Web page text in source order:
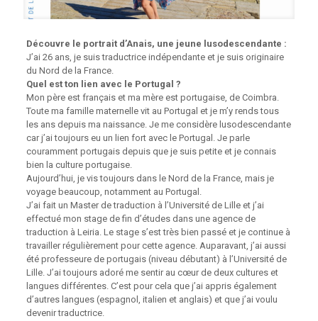
Découvre le portrait d’Anais, une jeune lusodescendante :
J’ai 26 ans, je suis traductrice indépendante et je suis originaire
du Nord de la France.
Quel est ton lien avec le Portugal ?
Mon père est français et ma mère est portugaise, de Coimbra.
Toute ma famille maternelle vit au Portugal et je m’y rends tous
les ans depuis ma naissance. Je me considère lusodescendante
car j’ai toujours eu un lien fort avec le Portugal. Je parle
couramment portugais depuis que je suis petite et je connais
bien la culture portugaise.
Aujourd’hui, je vis toujours dans le Nord de la France, mais je
voyage beaucoup, notamment au Portugal.
J’ai fait un Master de traduction à l’Université de Lille et j’ai
effectué mon stage de fin d’études dans une agence de
traduction à Leiria. Le stage s’est très bien passé et je continue à
travailler régulièrement pour cette agence. Auparavant, j’ai aussi
été professeure de portugais (niveau débutant) à l’Université de
Lille. J’ai toujours adoré me sentir au cœur de deux cultures et
langues différentes. C’est pour cela que j’ai appris également
d’autres langues (espagnol, italien et anglais) et que j’ai voulu
devenir traductrice.